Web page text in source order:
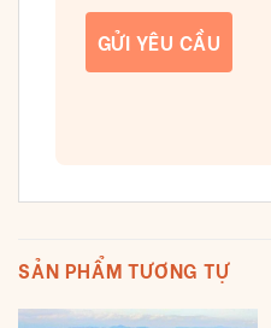
SẢN PHẨM TƯƠNG TỰ